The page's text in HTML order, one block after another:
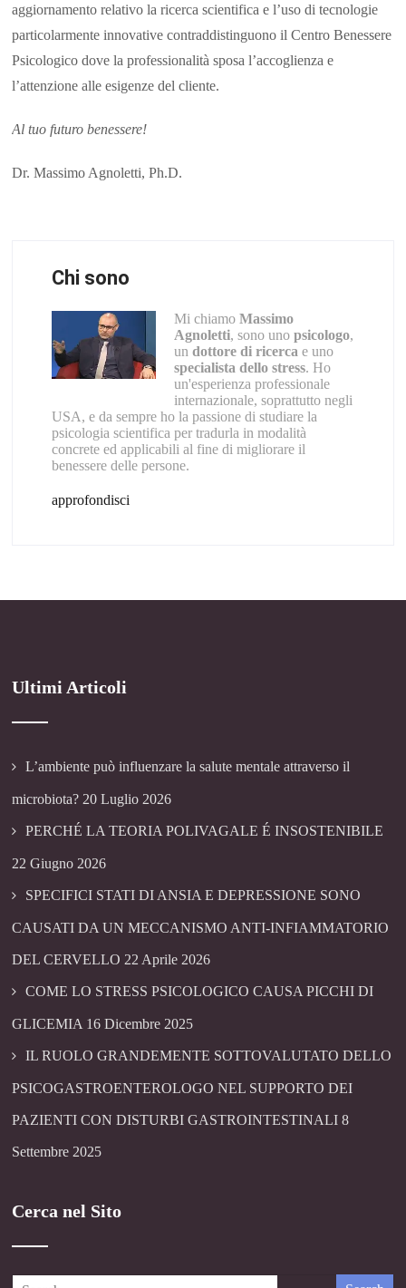
aggiornamento relativo la ricerca scientifica e l’uso di tecnologie
particolarmente innovative contraddistinguono il Centro Benessere
Psicologico dove la professionalità sposa l’accoglienza e
l’attenzione alle esigenze del cliente.
Al tuo futuro benessere!
Dr. Massimo Agnoletti, Ph.D.
Chi sono
Mi chiamo Massimo
Agnoletti, sono uno psicologo,
un dottore di ricerca e uno
specialista dello stress. Ho
un'esperienza professionale
internazionale, soprattutto negli
USA, e da sempre ho la passione di studiare la
psicologia scientifica per tradurla in modalità
concrete ed applicabili al fine di migliorare il
benessere delle persone.
approfondisci
Ultimi Articoli
L’ambiente può influenzare la salute mentale attraverso il
microbiota? 20 Luglio 2026
PERCHÉ LA TEORIA POLIVAGALE É INSOSTENIBILE
22 Giugno 2026
SPECIFICI STATI DI ANSIA E DEPRESSIONE SONO
CAUSATI DA UN MECCANISMO ANTI-INFIAMMATORIO
DEL CERVELLO 22 Aprile 2026
COME LO STRESS PSICOLOGICO CAUSA PICCHI DI
GLICEMIA 16 Dicembre 2025
IL RUOLO GRANDEMENTE SOTTOVALUTATO DELLO
PSICOGASTROENTEROLOGO NEL SUPPORTO DEI
PAZIENTI CON DISTURBI GASTROINTESTINALI 8
Settembre 2025
Cerca nel Sito